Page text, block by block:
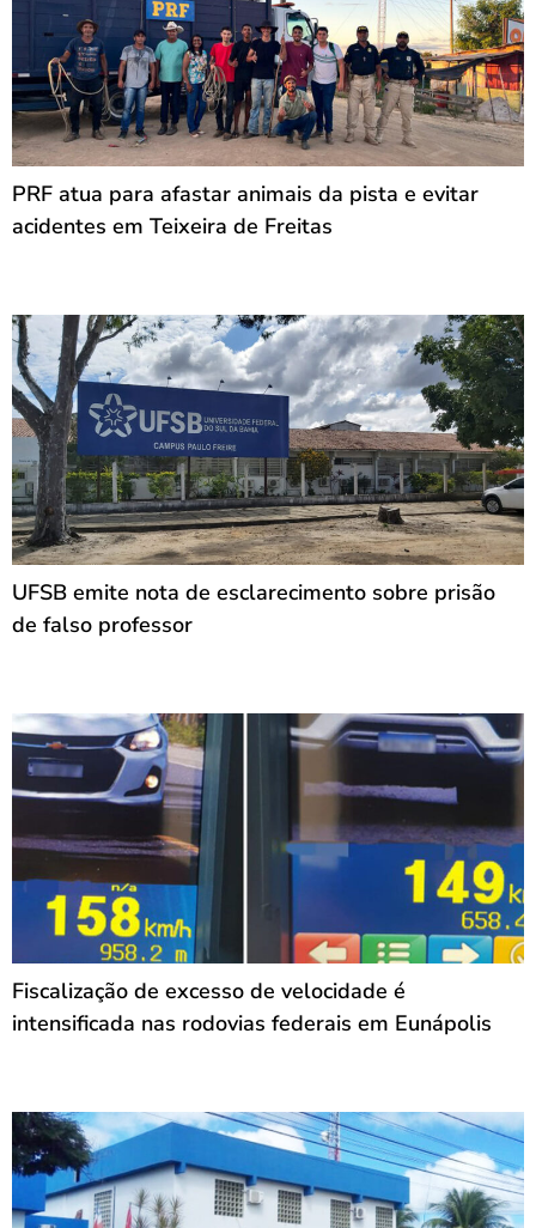
PRF atua para afastar animais da pista e evitar
acidentes em Teixeira de Freitas
UFSB emite nota de esclarecimento sobre prisão
de falso professor
Fiscalização de excesso de velocidade é
intensificada nas rodovias federais em Eunápolis